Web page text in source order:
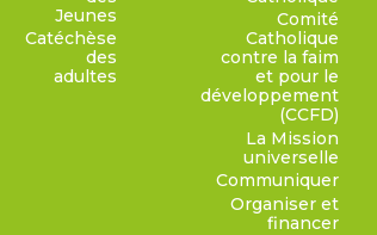
Jeunes
Catéchèse
des
adultes
Comité
Catholique
contre la faim
et pour le
développement
(CCFD)
La Mission
universelle
Communiquer
Organiser et
financer